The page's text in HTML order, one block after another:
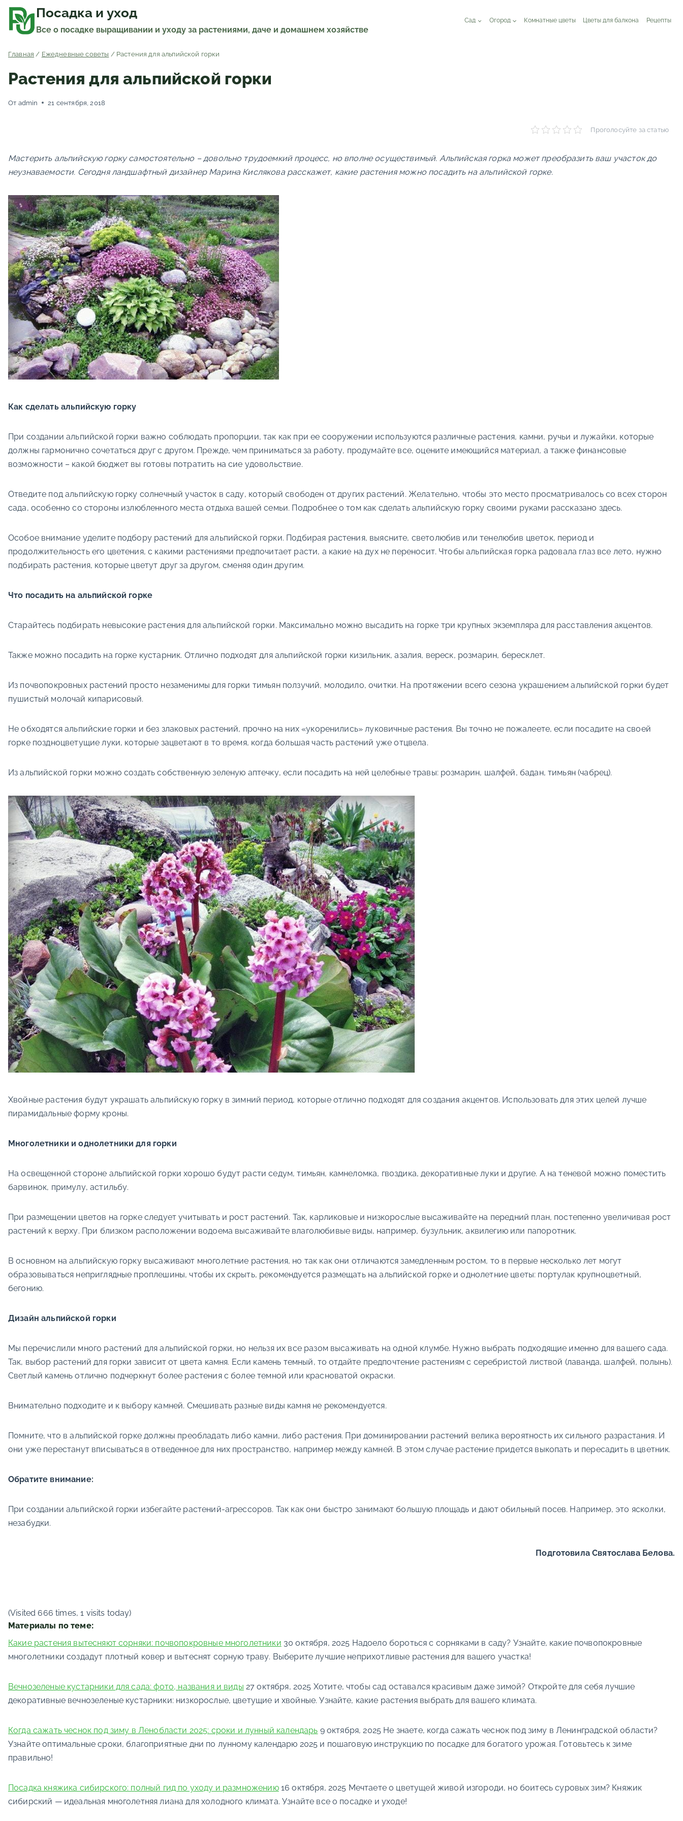
содержимомуПосадка и уход
Все о посадке выращивании и уходу за растениями, даче и домашнем хозяйстве
Сад Огород Комнатные цветы Цветы для балкона Рецепты
Главная / Ежедневные советы / Растения для альпийской горки
Растения для альпийской горки
От admin 21 сентября, 2018
Проголосуйте за статью
Мастерить альпийскую горку самостоятельно – довольно трудоемкий процесс, но вполне осуществимый. Альпийская горка может преобразить ваш участок до
неузнаваемости. Сегодня ландшафтный дизайнер Марина Кислякова расскажет, какие растения можно посадить на альпийской горке.
Как сделать альпийскую горку
При создании альпийской горки важно соблюдать пропорции, так как при ее сооружении используются различные растения, камни, ручьи и лужайки, которые
должны гармонично сочетаться друг с другом. Прежде, чем приниматься за работу, продумайте все, оцените имеющийся материал, а также финансовые
возможности – какой бюджет вы готовы потратить на сие удовольствие.
Отведите под альпийскую горку солнечный участок в саду, который свободен от других растений. Желательно, чтобы это место просматривалось со всех сторон
сада, особенно со стороны излюбленного места отдыха вашей семьи. Подробнее о том как сделать альпийскую горку своими руками рассказано здесь.
Особое внимание уделите подбору растений для альпийской горки. Подбирая растения, выясните, светолюбив или тенелюбив цветок, период и
продолжительность его цветения, с какими растениями предпочитает расти, а какие на дух не переносит. Чтобы альпийская горка радовала глаз все лето, нужно
подбирать растения, которые цветут друг за другом, сменяя один другим.
Что посадить на альпийской горке
Старайтесь подбирать невысокие растения для альпийской горки. Максимально можно высадить на горке три крупных экземпляра для расставления акцентов.
Также можно посадить на горке кустарник. Отлично подходят для альпийской горки кизильник, азалия, вереск, розмарин, бересклет.
Из почвопокровных растений просто незаменимы для горки тимьян ползучий, молодило, очитки. На протяжении всего сезона украшением альпийской горки будет
пушистый молочай кипарисовый.
Не обходятся альпийские горки и без злаковых растений, прочно на них «укоренились» луковичные растения. Вы точно не пожалеете, если посадите на своей
горке поздноцветущие луки, которые зацветают в то время, когда большая часть растений уже отцвела.
Из альпийской горки можно создать собственную зеленую аптечку, если посадить на ней целебные травы: розмарин, шалфей, бадан, тимьян (чабрец).
Хвойные растения будут украшать альпийскую горку в зимний период, которые отлично подходят для создания акцентов. Использовать для этих целей лучше
пирамидальные форму кроны.
Многолетники и однолетники для горки
На освещенной стороне альпийской горки хорошо будут расти седум, тимьян, камнеломка, гвоздика, декоративные луки и другие. А на теневой можно поместить
барвинок, примулу, астильбу.
При размещении цветов на горке следует учитывать и рост растений. Так, карликовые и низкорослые высаживайте на передний план, постепенно увеличивая рост
растений к верху. При близком расположении водоема высаживайте влаголюбивые виды, например, бузульник, аквилегию или папоротник.
В основном на альпийскую горку высаживают многолетние растения, но так как они отличаются замедленным ростом, то в первые несколько лет могут
образовываться неприглядные проплешины, чтобы их скрыть, рекомендуется размещать на альпийской горке и однолетние цветы: портулак крупноцветный,
бегонию.
Дизайн альпийской горки
Мы перечислили много растений для альпийской горки, но нельзя их все разом высаживать на одной клумбе. Нужно выбрать подходящие именно для вашего сада.
Так, выбор растений для горки зависит от цвета камня. Если камень темный, то отдайте предпочтение растениям с серебристой листвой (лаванда, шалфей, полынь).
Светлый камень отлично подчеркнут более растения с более темной или красноватой окраски.
Внимательно подходите и к выбору камней. Смешивать разные виды камня не рекомендуется.
Помните, что в альпийской горке должны преобладать либо камни, либо растения. При доминировании растений велика вероятность их сильного разрастания. И
они уже перестанут вписываться в отведенное для них пространство, например между камней. В этом случае растение придется выкопать и пересадить в цветник.
Обратите внимание:
При создании альпийской горки избегайте растений-агрессоров. Так как они быстро занимают большую площадь и дают обильный посев. Например, это ясколки,
незабудки.
Подготовила Святослава Белова.
(Visited 666 times, 1 visits today)
Материалы по теме:
Какие растения вытесняют сорняки: почвопокровные многолетники 30 октября, 2025 Надоело бороться с сорняками в саду? Узнайте, какие почвопокровные
многолетники создадут плотный ковер и вытеснят сорную траву. Выберите лучшие неприхотливые растения для вашего участка!
Вечнозеленые кустарники для сада: фото, названия и виды 27 октября, 2025 Хотите, чтобы сад оставался красивым даже зимой? Откройте для себя лучшие
декоративные вечнозеленые кустарники: низкорослые, цветущие и хвойные. Узнайте, какие растения выбрать для вашего климата.
Когда сажать чеснок под зиму в Ленобласти 2025: сроки и лунный календарь 9 октября, 2025 Не знаете, когда сажать чеснок под зиму в Ленинградской области?
Узнайте оптимальные сроки, благоприятные дни по лунному календарю 2025 и пошаговую инструкцию по посадке для богатого урожая. Готовьтесь к зиме
правильно!
Посадка княжика сибирского: полный гид по уходу и размножению16 октября, 2025 Мечтаете о цветущей живой изгороди, но боитесь суровых зим? Княжик
сибирский — идеальная многолетняя лиана для холодного климата. Узнайте все о посадке и уходе!